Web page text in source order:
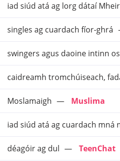
iad siúd atá ag lorg dátaí
singles ag cuardach fíor-ghrá
swingers agus daoine intinn
caidreamh tromchúiseach,
Moslamaigh Muslima
iad siúd atá ag cuardach mná
déagóir ag dul TeenChat